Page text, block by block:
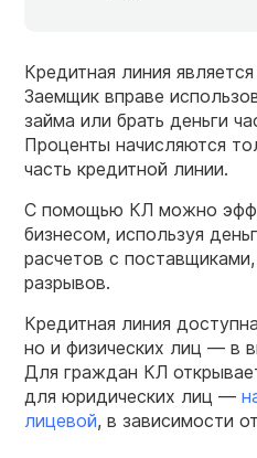
Кредитная линия
Заемщик вправе
займа или брать деньги
Проценты начисляются
часть кредитной линии.
С помощью КЛ можно
бизнесом, используя
расчетов с
разрывов.
Кредитная линия
но и физических лиц — в
Для граждан КЛ
для юридических лиц —
лицевой, в зависимости